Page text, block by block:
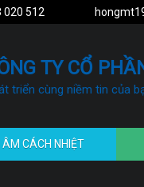
020 512
TY CỔ
triển cùng niềm tin của
CÁCH NHIỆT